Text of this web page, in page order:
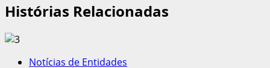
Histórias Relacionadas
Notícias de Entidades